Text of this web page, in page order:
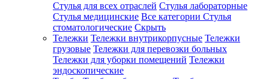
Стулья для всех отраслей Стулья лабораторные
Стулья медицинские Все категории Стулья
стоматологические Скрыть
Тележки Тележки внутрикорпусные Тележки
грузовые Тележки для перевозки больных
Тележки для уборки помещений Тележки
эндоскопические